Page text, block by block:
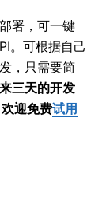
署，可一键
。可根据自己
，只需要简
三天的开发
迎免费试用